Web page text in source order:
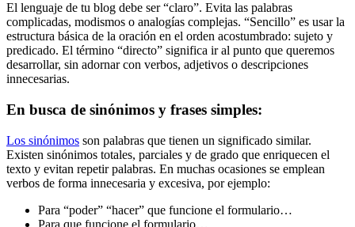
El lenguaje de tu blog debe ser “claro”. Evita las palabras
complicadas, modismos o analogías complejas. “Sencillo” es usar la
estructura básica de la oración en el orden acostumbrado: sujeto y
predicado. El término “directo” significa ir al punto que queremos
desarrollar, sin adornar con verbos, adjetivos o descripciones
innecesarias.
En busca de sinónimos y frases simples:
Los sinónimos son palabras que tienen un significado similar.
Existen sinónimos totales, parciales y de grado que enriquecen el
texto y evitan repetir palabras. En muchas ocasiones se emplean
verbos de forma innecesaria y excesiva, por ejemplo:
Para “poder” “hacer” que funcione el formulario…
Para que funcione el formulario…